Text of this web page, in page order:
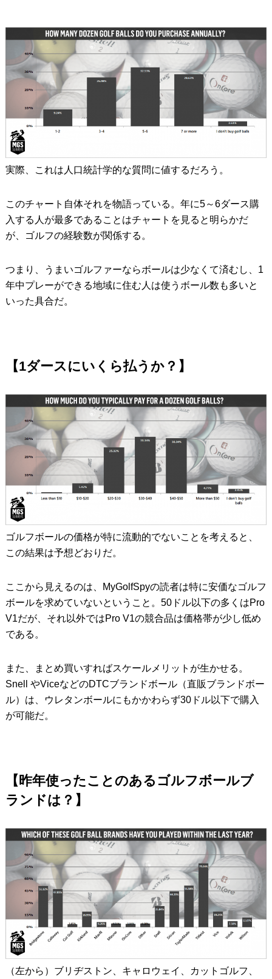
実際、これは人口統計学的な質問に値するだろう。
このチャート自体それを物語っている。年に5～6ダース購
入する人が最多であることはチャートを見ると明らかだ
が、ゴルフの経験数が関係する。
つまり、うまいゴルファーならボールは少なくて済むし、1
年中プレーができる地域に住む人は使うボール数も多いと
いった具合だ。
【1ダースにいくら払うか？】
ゴルフボールの価格が特に流動的でないことを考えると、
この結果は予想どおりだ。
ここから見えるのは、MyGolfSpyの読者は特に安価なゴルフ
ボールを求めていないということ。50ドル以下の多くはPro
V1だが、それ以外ではPro V1の競合品は価格帯が少し低め
である。
また、まとめ買いすればスケールメリットが生かせる。
Snell やViceなどのDTCブランドボール（直販ブランドボー
ル）は、ウレタンボールにもかかわらず30ドル以下で購入
が可能だ。
【昨年使ったことのあるゴルフボールブ
ランドは？】
（左から）ブリヂストン、キャロウェイ、カットゴルフ、